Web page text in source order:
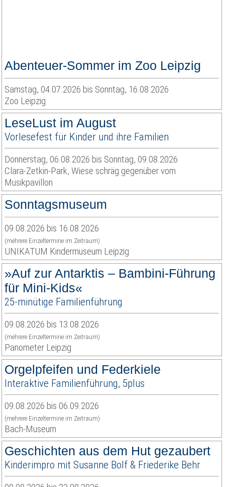
Abenteuer-Sommer im Zoo Leipzig
Samstag, 04.07.2026 bis Sonntag, 16.08.2026
Zoo Leipzig
LeseLust im August
Vorlesefest für Kinder und ihre Familien
Donnerstag, 06.08.2026 bis Sonntag, 09.08.2026
Clara-Zetkin-Park, Wiese schräg gegenüber vom
Musikpavillon
Sonntagsmuseum
09.08.2026 bis 16.08.2026
(mehrere Einzeltermine im Zeitraum)
UNIKATUM Kindermuseum Leipzig
»Auf zur Antarktis – Bambini-Führung
für Mini-Kids«
25-minütige Familienführung
09.08.2026 bis 13.08.2026
(mehrere Einzeltermine im Zeitraum)
Panometer Leipzig
Orgelpfeifen und Federkiele
Interaktive Familienführung, 5plus
09.08.2026 bis 06.09.2026
(mehrere Einzeltermine im Zeitraum)
Bach-Museum
Geschichten aus dem Hut gezaubert
Kinderimpro mit Susanne Bolf & Friederike Behr